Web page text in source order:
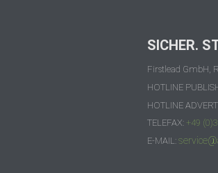
SICHER.
Firstlead GmbH,
HOTLINE
HOTLINE
TELEFAX: +49
E-MAIL: